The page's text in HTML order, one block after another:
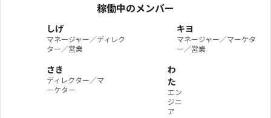
稼働中のメンバー
しげ
マネージャー／ディレク
ター／営業
キヨ
マネージャー／マーケタ
ー／営業
さき
ディレクター／マ
ーケター
わ
た
エン
ジニ
ア